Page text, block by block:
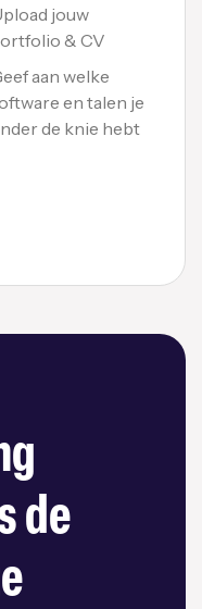
jouw
& CV
aan welke
en talen je
de knie hebt
de